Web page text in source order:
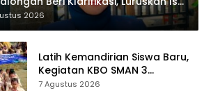
Revitalisasi
2026
Latih Kemandirian Siswa Baru,
Kegiatan KBO SMAN 3
Pekalongan Mendapat
7 Agustus 2026